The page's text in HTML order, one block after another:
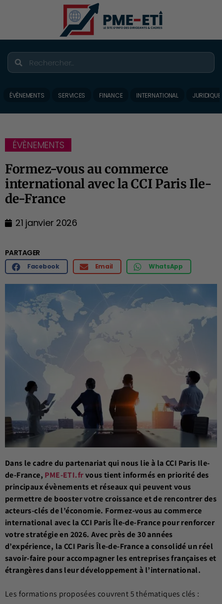
ÉVÈNEMENTS SERVICES FINANCE INTERNATIONAL JURIDIQUE
ÉVÈNEMENTS
Formez-vous au commerce
international avec la CCI Paris Ile-
de-France
21 janvier 2026
PARTAGER
Facebook Email WhatsApp
Dans le cadre du partenariat qui nous lie à la CCI Paris Ile-
de-France, PME-ETI.frvous tient informés en priorité des
principaux évènements et réseaux qui peuvent vous
permettre de booster votre croissance et de rencontrer des
acteurs-clés de l’économie. Formez-vous au commerce
international avec laCCI Paris Île-de-France pour renforcer
votre stratégie en 2026. Avec près de 30 années
d’expérience, la CCI Paris Île-de-France a consolidé un réel
savoir-faire pour accompagner les entreprises françaises et
étrangères dans leur développement à l’international.
Les formations proposées couvrent 5 thématiques clés :